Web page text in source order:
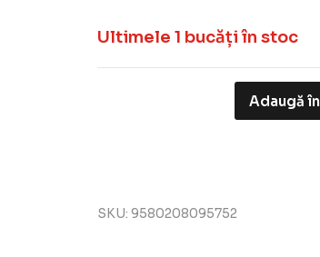
Ultimele 1 bucăți în stoc
Adaugă
SKU: 9580208095752